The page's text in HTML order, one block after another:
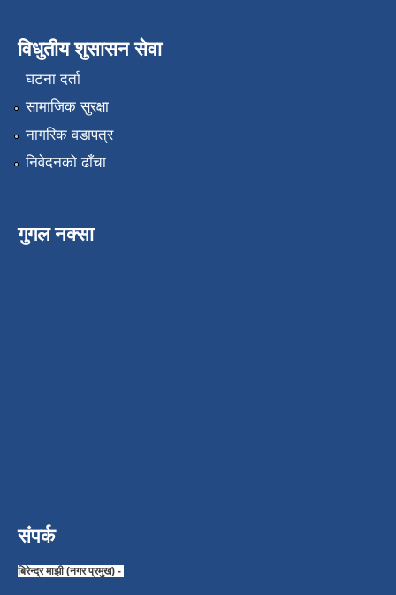
विधुतीय शुसासन सेवा
घटना दर्ता
सामाजिक सुरक्षा
नागरिक वडापत्र
निवेदनको ढाँचा
गुगल नक्सा
संपर्क
बिरेन्द्र माझी (नगर प्रमुख) -